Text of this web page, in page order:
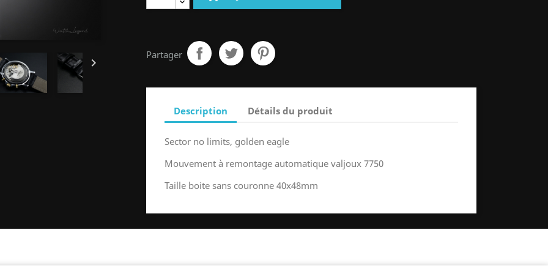

Partager
Description Détails du produit
Sector no limits, golden eagle
Mouvement à remontage automatique valjoux 7750
Taille boite sans couronne 40x48mm